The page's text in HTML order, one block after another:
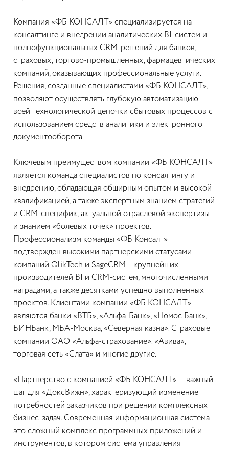
Компания «ФБ КОНСАЛТ» специализируется на
консалтинге и внедрении аналитических BI-систем и
полнофункциональных CRM-решений для банков,
страховых, торгово-промышленных, фармацевтических
компаний, оказывающих профессиональные услуги.
Решения, созданные специалистами «ФБ КОНСАЛТ»,
позволяют осуществлять глубокую автоматизацию
всей технологической цепочки сбытовых процессов с
использованием средств аналитики и электронного
документооборота.
Ключевым преимуществом компании «ФБ КОНСАЛТ»
является команда специалистов по консалтингу и
внедрению, обладающая обширным опытом и высокой
квалификацией, а также экспертным знанием стратегий
и CRM-специфик, актуальной отраслевой экспертизы
и знанием «болевых точек» проектов.
Профессионализм команды «ФБ Консалт»
подтвержден высокими партнерскими статусами
компаний QlikTech и SageCRM – крупнейших
производителей BI и CRM-систем, многочисленными
наградами, а также десятками успешно выполненных
проектов. Клиентами компании «ФБ КОНСАЛТ»
являются банки «ВТБ», «Альфа-Банк», «Номос Банк»,
БИНБанк, МБА-Москва, «Северная казна». Страховые
компании ОАО «Альфа-страхование». «Авива»,
торговая сеть «Слата» и многие другие.
«Партнерство с компанией «ФБ КОНСАЛТ» — важный
шаг для «ДоксВижн», характеризующий изменение
потребностей заказчиков при решении комплексных
бизнес-задач. Современная информационная система –
это сложный комплекс программных приложений и
инструментов, в котором система управления